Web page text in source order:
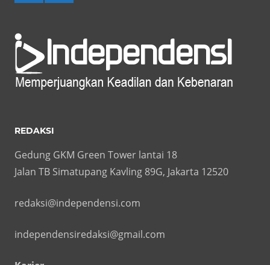
REDAKSI
Gedung GKM Green Tower lantai 18
Jalan TB Simatupang Kavling 89G, Jakarta 12520
redaksi@independensi.com
independensiredaksi@gmail.com